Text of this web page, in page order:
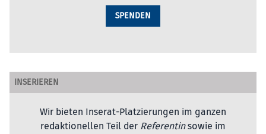
SPENDEN
INSERIEREN
Wir bieten Inserat-Platzierungen im ganzen
redaktionellen Teil der Referentinsowie im